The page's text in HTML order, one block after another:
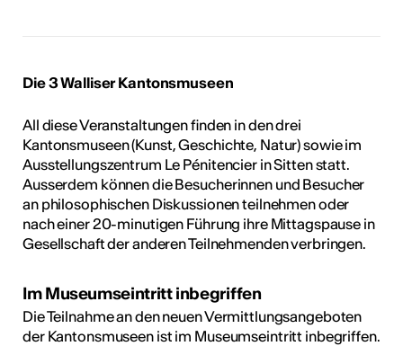
Die 3 Walliser Kantonsmuseen
All diese Veranstaltungen finden in den drei
Kantonsmuseen (Kunst, Geschichte, Natur) sowie im
Ausstellungszentrum Le Pénitencier in Sitten statt.
Ausserdem können die Besucherinnen und Besucher
an philosophischen Diskussionen teilnehmen oder
nach einer 20-minutigen Führung ihre Mittagspause in
Gesellschaft der anderen Teilnehmenden verbringen.
Im Museumseintritt inbegriffen
Die Teilnahme an den neuen Vermittlungsangeboten
der Kantonsmuseen ist im Museumseintritt inbegriffen.